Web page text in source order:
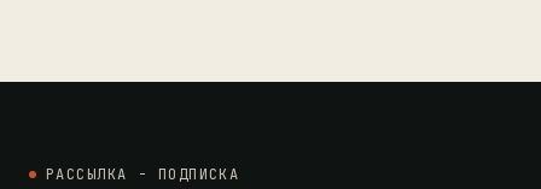
РАССЫЛКА - ПОДПИСКА